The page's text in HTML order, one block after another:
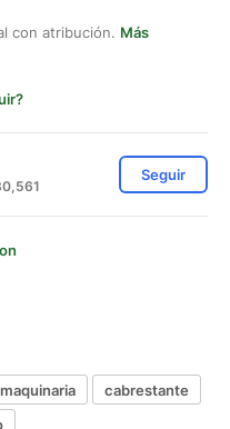
con atribución. Más
Seguir
maquinaria
cabrestante